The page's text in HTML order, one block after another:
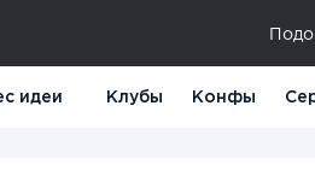
идеи Клубы Конфы